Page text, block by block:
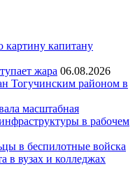
картину капитану
жара 06.08.2026
Тогучинским районом в
масштабная
в рабочем
в беспилотные войска
в вузах и колледжах